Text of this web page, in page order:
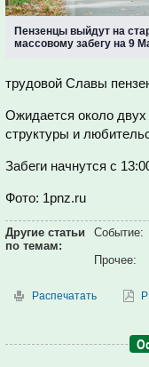
Пензенцы выйдут на
массовому забегу на 9
трудовой Славы
Ожидается около двух
структуры и
Забеги начнутся с
Фото: 1pnz.ru
Другие статьи
по темам:
Событие:
Прочее:
Распечатать